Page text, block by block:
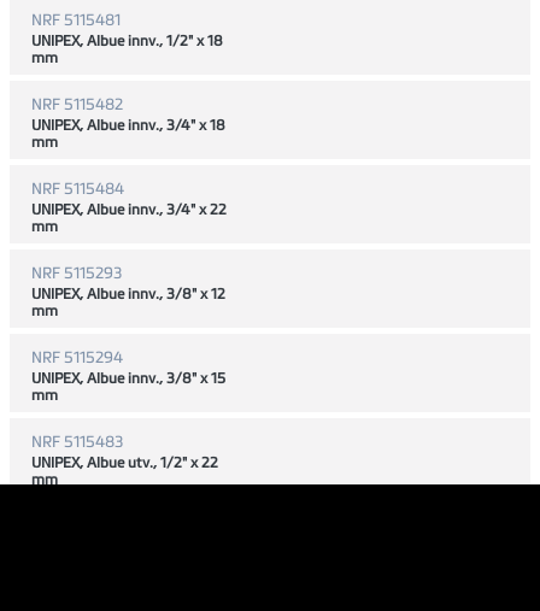
NRF 5115481
UNIPEX, Albue innv., 1/2" x 18
mm
NRF 5115482
UNIPEX, Albue innv., 3/4" x 18
mm
NRF 5115484
UNIPEX, Albue innv., 3/4" x 22
mm
NRF 5115293
UNIPEX, Albue innv., 3/8" x 12
mm
NRF 5115294
UNIPEX, Albue innv., 3/8" x 15
mm
NRF 5115483
UNIPEX, Albue utv., 1/2" x 22
mm